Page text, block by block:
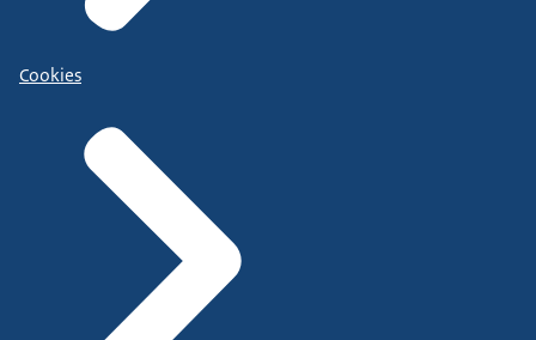
Cookies